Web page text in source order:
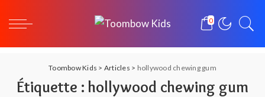
0
Toombow Kids > Articles > hollywood chewing gum
Étiquette : hollywood chewing gum